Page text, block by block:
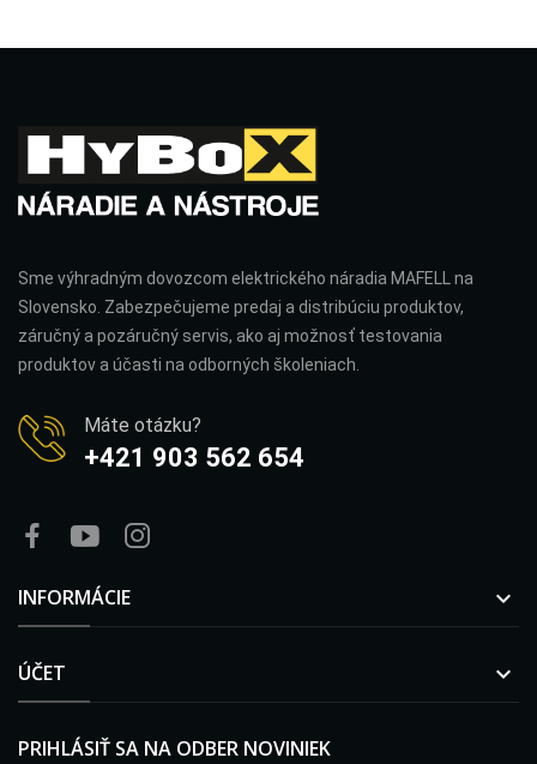
Sme výhradným dovozcom elektrického náradia MAFELL na
Slovensko. Zabezpečujeme predaj a distribúciu produktov,
záručný a pozáručný servis, ako aj možnosť testovania
produktov a účasti na odborných školeniach.
Máte otázku?
+421 903 562 654
INFORMÁCIE 
ÚČET 
PRIHLÁSIŤ SA NA ODBER NOVINIEK